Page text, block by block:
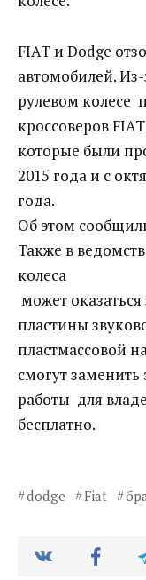
FIAT и Dodge
автомобилей‍.
рулевом колесе
кроссоверов
которые были
2015 года и с
года.
Об этом
Также в
колеса
может
пластины
пластмассовой
смогут заменить
работы для
бесплатно.
dodge Fiat